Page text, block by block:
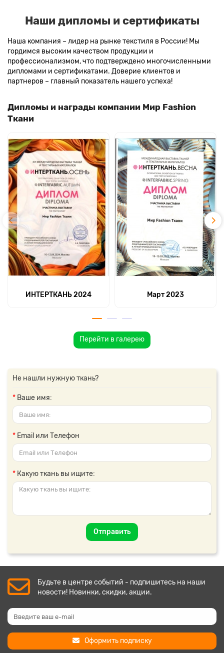
Наши дипломы и сертификаты
Наша компания – лидер на рынке текстиля в России! Мы
гордимся высоким качеством продукции и
профессионализмом, что подтверждено многочисленными
дипломами и сертификатами. Доверие клиентов и
партнеров – главный показатель нашего успеха!
Дипломы и награды компании Мир Fashion
Ткани
ИНТЕРТКАНЬ 2024 Март 2023
Перейти в галерею
Не нашли нужную ткань?
Ваше имя:
Email или Телефон
Какую ткань вы ищите:
Отправить
Будьте в центре событий - подпишитесь на наши
новости! Новинки, скидки, акции.
Оформить подписку